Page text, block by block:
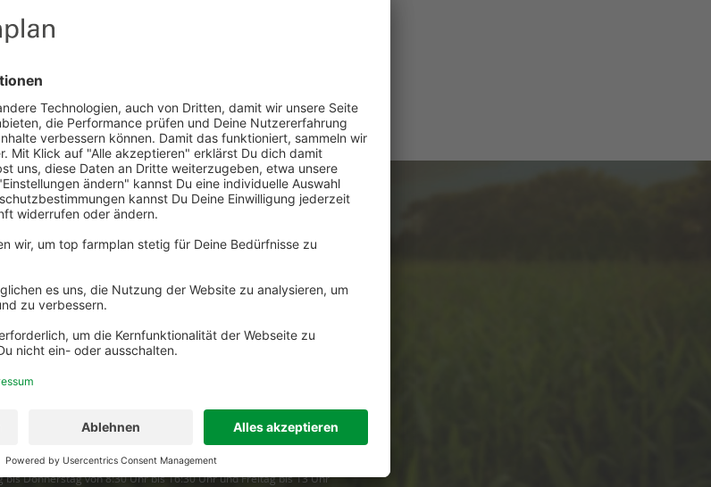
zum Kundenservice
top farmplan oder benötigst Unterstützung?
an. Wir helfen Dir gerne weiter!
44 84 service@topfarmplan.de
bis Donnerstag von 8:30 Uhr bis 16:30 Uhr und Freitag bis 13 Uhr